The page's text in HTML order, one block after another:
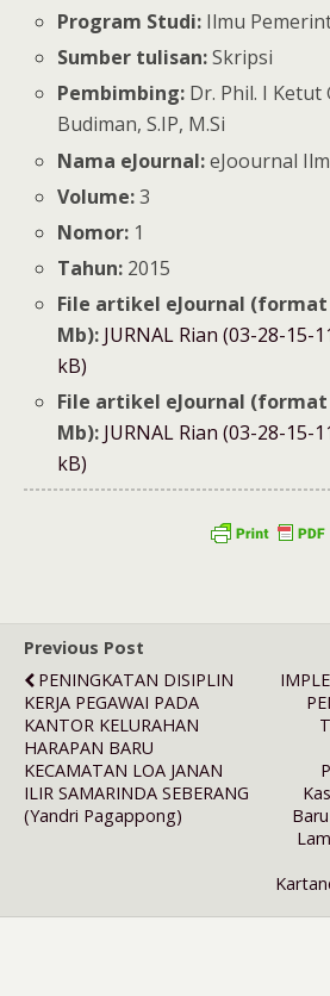
Program Studi: Ilmu
Sumber tulisan:Skripsi
Pembimbing: Dr. Phil. I Ketut
Budiman, S.IP, M.Si
Nama eJournal:eJoournal
Volume:3
Nomor: 1
Tahun: 2015
File artikel eJournal (format
Mb): JURNAL Rian (03-28-15-
kB)
File artikel eJournal (format
Mb): JURNAL Rian (03-28-15-
kB)
Previous Post
PENINGKATAN DISIPLIN
KERJA PEGAWAI PADA
KANTOR KELURAHAN
HARAPAN BARU
KECAMATAN LOA JANAN
ILIR SAMARINDA SEBERANG
(Yandri Pagappong)